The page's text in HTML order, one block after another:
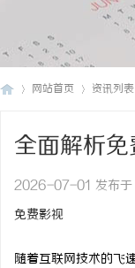
网站首页 资讯列表
全面解析
2026-07-01 发布于
免费影视
随着互联网技术的飞